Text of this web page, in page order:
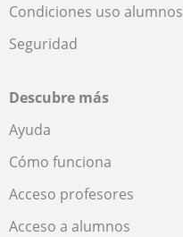
Condiciones uso alumnos
Seguridad
Descubre más
Ayuda
Cómo funciona
Acceso profesores
Acceso a alumnos